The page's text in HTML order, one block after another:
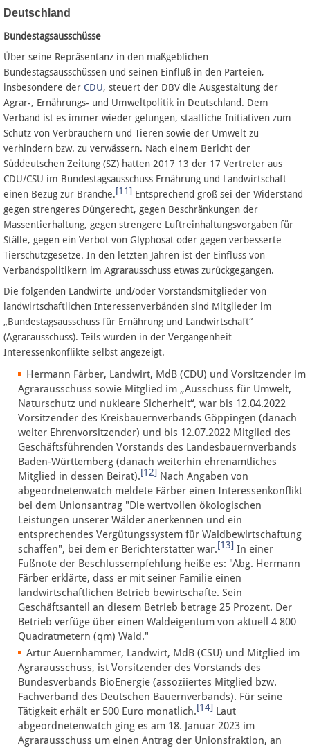
Deutschland
Bundestagsausschüsse
Über seine Repräsentanz in den maßgeblichen
Bundestagsausschüssen und seinen Einfluß in den Parteien,
insbesondere der CDU, steuert der DBV die Ausgestaltung der
Agrar-, Ernährungs- und Umweltpolitik in Deutschland. Dem
Verband ist es immer wieder gelungen, staatliche Initiativen zum
Schutz von Verbrauchern und Tieren sowie der Umwelt zu
verhindern bzw. zu verwässern. Nach einem Bericht der
Süddeutschen Zeitung (SZ) hatten 2017 13 der 17 Vertreter aus
CDU/CSU im Bundestagsausschuss Ernährung und Landwirtschaft
einen Bezug zur Branche.[11] Entsprechend groß sei der Widerstand
gegen strengeres Düngerecht, gegen Beschränkungen der
Massentierhaltung, gegen strengere Luftreinhaltungsvorgaben für
Ställe, gegen ein Verbot von Glyphosat oder gegen verbesserte
Tierschutzgesetze. In den letzten Jahren ist der Einfluss von
Verbandspolitikern im Agrarausschuss etwas zurückgegangen.
Die folgenden Landwirte und/oder Vorstandsmitglieder von
landwirtschaftlichen Interessenverbänden sind Mitglieder im
„Bundestagsausschuss für Ernährung und Landwirtschaft“
(Agrarausschuss). Teils wurden in der Vergangenheit
Interessenkonflikte selbst angezeigt.
Hermann Färber, Landwirt, MdB (CDU) und Vorsitzender im
Agrarausschuss sowie Mitglied im „Ausschuss für Umwelt,
Naturschutz und nukleare Sicherheit“, war bis 12.04.2022
Vorsitzender des Kreisbauernverbands Göppingen (danach
weiter Ehrenvorsitzender) und bis 12.07.2022 Mitglied des
Geschäftsführenden Vorstands des Landesbauernverbands
Baden-Württemberg (danach weiterhin ehrenamtliches
Mitglied in dessen Beirat).[12] Nach Angaben von
abgeordnetenwatch meldete Färber einen Interessenkonflikt
bei dem Unionsantrag "Die wertvollen ökologischen
Leistungen unserer Wälder anerkennen und ein
entsprechendes Vergütungssystem für Waldbewirtschaftung
schaffen", bei dem er Berichterstatter war.[13] In einer
Fußnote der Beschlussempfehlung heiße es: "Abg. Hermann
Färber erklärte, dass er mit seiner Familie einen
landwirtschaftlichen Betrieb bewirtschafte. Sein
Geschäftsanteil an diesem Betrieb betrage 25 Prozent. Der
Betrieb verfüge über einen Waldeigentum von aktuell 4 800
Quadratmetern (qm) Wald."
Artur Auernhammer, Landwirt, MdB (CSU) und Mitglied im
Agrarausschuss, ist Vorsitzender des Vorstands des
Bundesverbands BioEnergie (assoziiertes Mitglied bzw.
Fachverband des Deutschen Bauernverbands). Für seine
Tätigkeit erhält er 500 Euro monatlich.[14] Laut
abgeordnetenwatch ging es am 18. Januar 2023 im
Agrarausschuss um einen Antrag der Unionsfraktion, an